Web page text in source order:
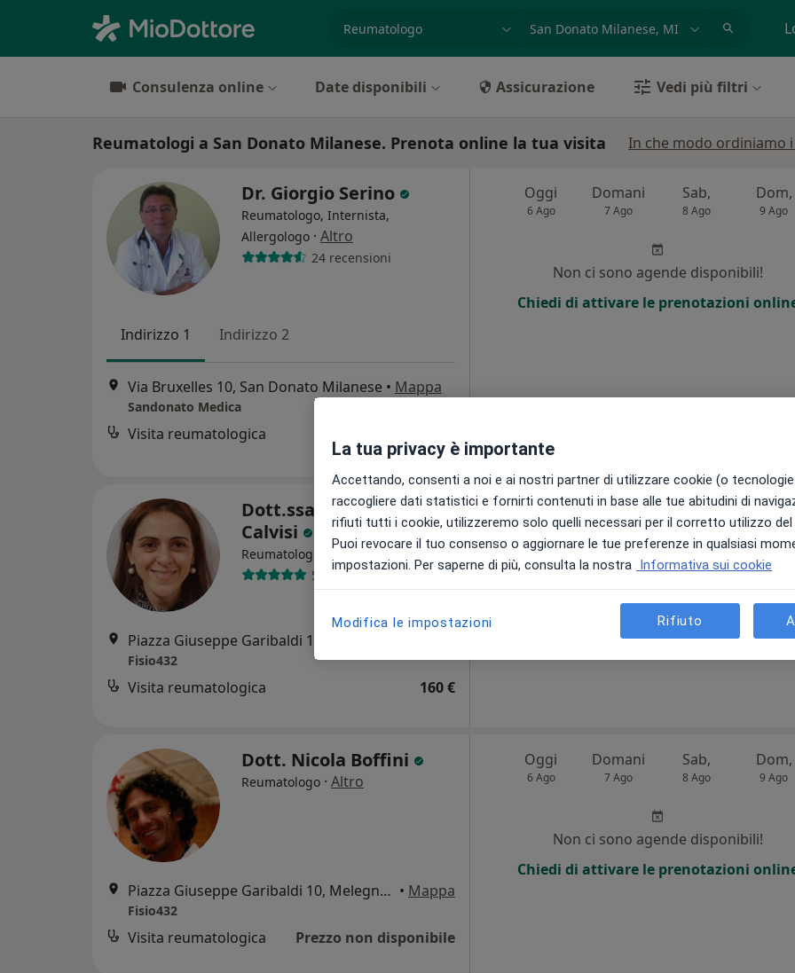
Consulenza online Date disponibili Assicurazione Vedi più filtri
Reumatologi a San Donato Milanese. Prenota online la tua visita In che modo ordiniamo
Dr. Giorgio Serino
Reumatologo, Internista,
Allergologo · Altro
24 recensioni
Indirizzo 1 Indirizzo 2
Via Bruxelles 10, San Donato Milanese • Mappa
Sandonato Medica
Visita reumatologica
Oggi
6 Ago
Domani
7 Ago
Sab,
8 Ago
Dom,
9 Ago
Non ci sono agende disponibili!
Chiedi di attivare le prenotazioni
Dott.ssa Stefania Laura
Calvisi
Reumatologo Altro
56 recensioni
Fisio432
Visita reumatologica 160 €
Oggi
6 Ago
Domani
7 Ago
Sab,
8 Ago
Dom,
9 Ago
online in questa località.
Vedi indirizzi con prenotazioni online
Dott. Nicola Boffini
Reumatologo · Altro
Piazza Giuseppe Garibaldi 10, Melegnano • Mappa
Fisio432
Visita reumatologica Prezzo non disponibile
Oggi
6 Ago
Domani
7 Ago
Sab,
8 Ago
Dom,
9 Ago
Non ci sono agende disponibili!
Chiedi di attivare le prenotazioni
La tua privacy è importante
Accettando, consenti a noi e ai nostri partner di utilizzare cookie (o
raccogliere dati statistici e fornirti contenuti in base alle tue abitudini di
rifiuti tutti i cookie, utilizzeremo solo quelli necessari per il corretto utilizzo
Puoi revocare il tuo consenso o aggiornare le tue preferenze in qualsiasi
impostazioni. Per saperne di più, consulta la nostra Informativa sui cookie
Modifica le impostazioni Rifiuto